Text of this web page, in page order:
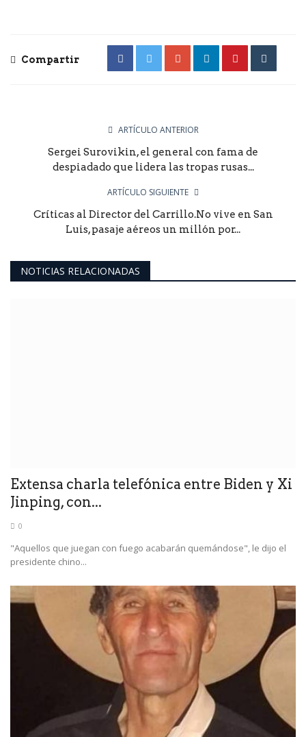
Compartir
ARTÍCULO ANTERIOR
Sergei Surovikin, el general con fama de
despiadado que lidera las tropas rusas...
ARTÍCULO SIGUIENTE
Críticas al Director del Carrillo.No vive en San
Luis, pasaje aéreos un millón por...
NOTICIAS RELACIONADAS
Extensa charla telefónica entre Biden y Xi
Jinping, con...
0
"Aquellos que juegan con fuego acabarán quemándose", le dijo el
presidente chino...